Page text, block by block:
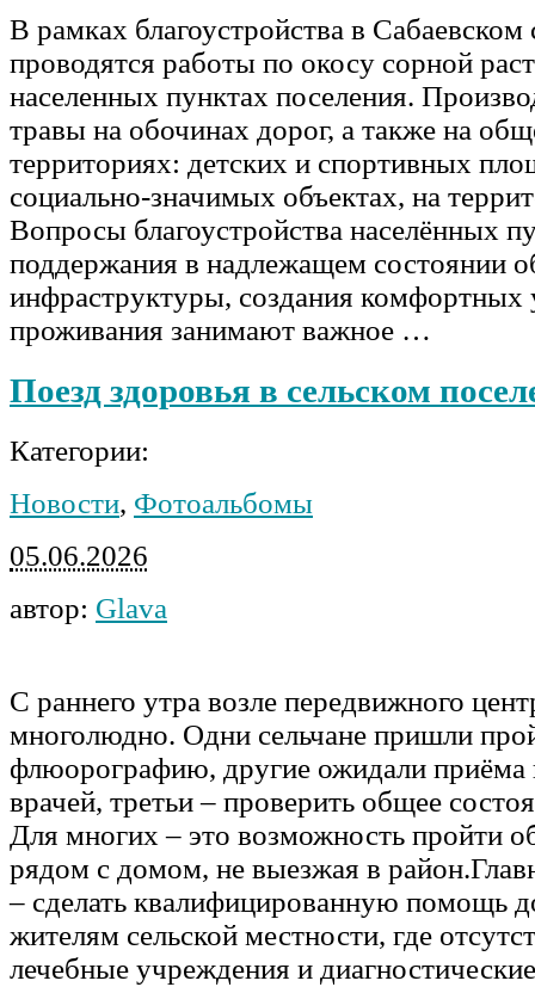
В рамках благоустройства в Сабаевском
проводятся работы по окосу сорной
населенных пунктах поселения.
травы на обочинах дорог, а также на
территориях: детских и спортивных
социально-значимых объектах, на
Вопросы благоустройства населённых
поддержания в надлежащем состоянии
инфраструктуры, создания комфортных
проживания занимают важное …
Поезд здоровья в сельском
Категории:
Новости, Фотоальбомы
05.06.2026
автор: Glava
С раннего утра возле передвижного
многолюдно. Одни сельчане пришли
флюорографию, другие ожидали
врачей, третьи – проверить общее
Для многих – это возможность пройти
рядом с домом, не выезжая в
– сделать квалифицированную помощь
жителям сельской местности, где
лечебные учреждения и